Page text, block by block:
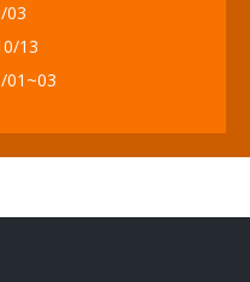
03
13
01~03